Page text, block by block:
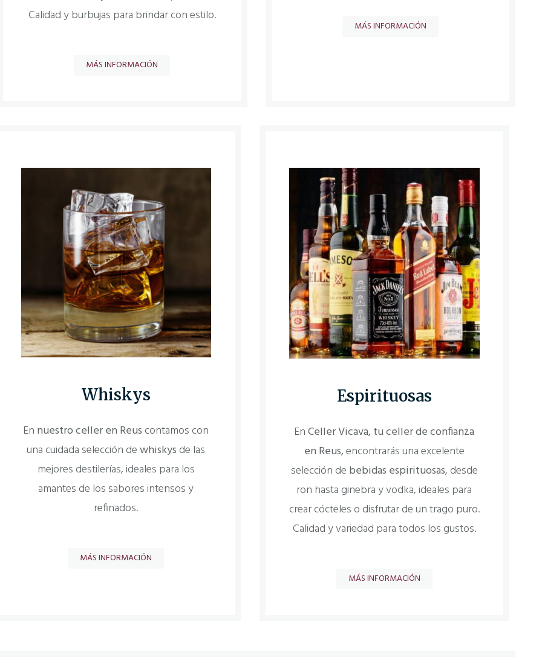
Calidad y burbujas para brindar con estilo.
MÁS INFORMACIÓN
MÁS INFORMACIÓN
Whiskys
En nuestro celler en Reuscontamos con
una cuidada selección dewhiskysde las
mejores destilerías, ideales para los
amantes de los sabores intensos y
refinados.
MÁS INFORMACIÓN
Espirituosas
EnCeller Vicava, tu celler de confianza
en Reus,encontrarás una excelente
selección de bebidas espirituosas, desde
ron hasta ginebra y vodka, ideales para
crear cócteles o disfrutar de un trago puro.
Calidad y variedad para todos los gustos.
MÁS INFORMACIÓN